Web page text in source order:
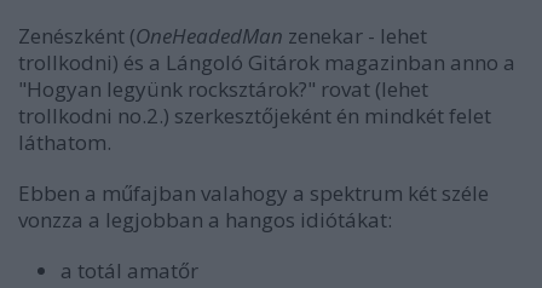
Zenészként (OneHeadedMan zenekar - lehet
trollkodni) és a Lángoló Gitárok magazinban anno a
"Hogyan legyünk rocksztárok?" rovat (lehet
trollkodni no.2.) szerkesztőjeként én mindkét felet
láthatom.
Ebben a műfajban valahogy a spektrum két széle
vonzza a legjobban a hangos idiótákat:
a totál amatőr